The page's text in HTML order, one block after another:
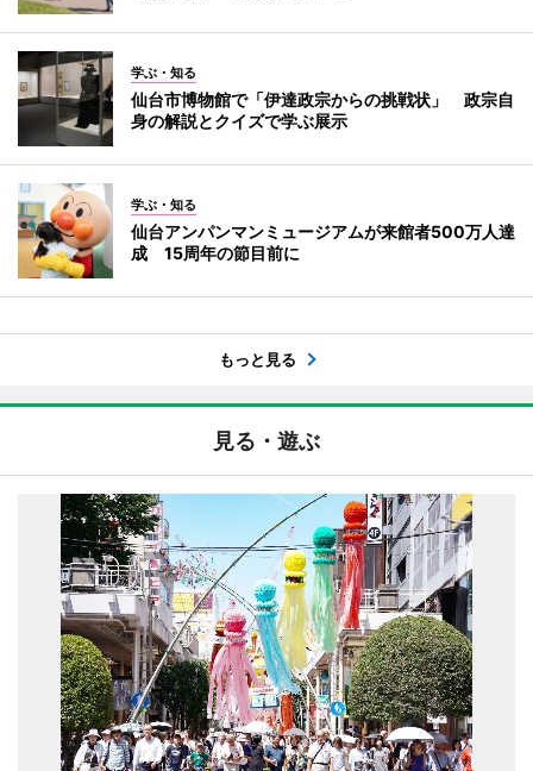
学ぶ・知る
仙台市博物館で「伊達政宗からの挑戦状」 政宗自
身の解説とクイズで学ぶ展示
学ぶ・知る
仙台アンパンマンミュージアムが来館者500万人達
成 15周年の節目前に
もっと見る
見る・遊ぶ